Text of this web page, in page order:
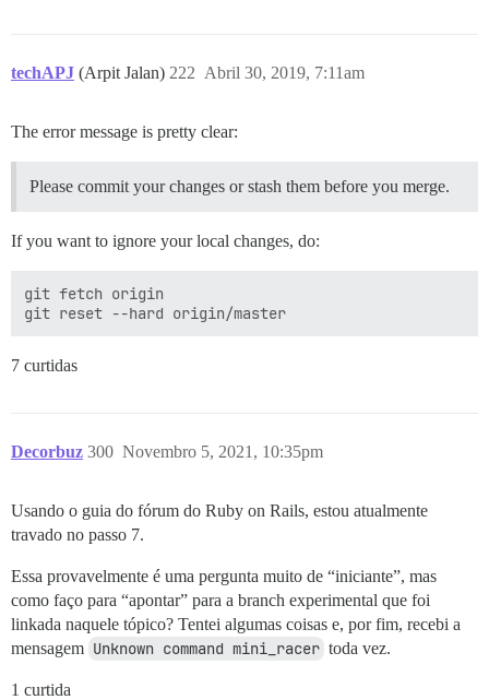
techAPJ (Arpit Jalan) Abril 30, 2019, 7:11am
222
The error message is pretty clear:
Please commit your changes or stash them before you merge.
If you want to ignore your local changes, do:
git fetch origin
7 curtidas
Decorbuz Novembro 5, 2021, 10:35pm
300
Usando o guia do fórum do Ruby on Rails, estou atualmente
travado no passo 7.
Essa provavelmente é uma pergunta muito de “iniciante”, mas
como faço para “apontar” para a branch experimental que foi
linkada naquele tópico? Tentei algumas coisas e, por fim, recebi a
mensagem Unknown command mini_racer toda vez.
1 curtida